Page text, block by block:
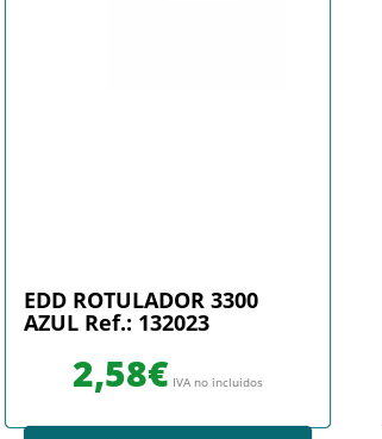
EDD ROTULADOR 3300
AZUL Ref.: 132023
2,58€ IVA no incluidos